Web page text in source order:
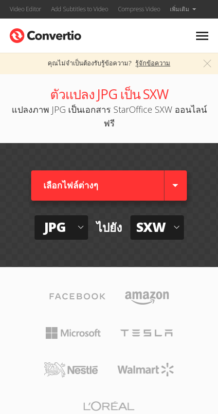
Video Editor Add Subtitles to Video Compress Video เพิ่มเติม
คุณไม่จำเป็นต้องรับรู้ข้อความ? รู้จักข้อความ
ตัวแปลง JPG เป็น SXW
แปลงภาพ JPG เป็นเอกสาร StarOffice SXW ออนไลน์
ฟรี
เลือกไฟล์ต่างๆ​
JPG ไปยัง SXW